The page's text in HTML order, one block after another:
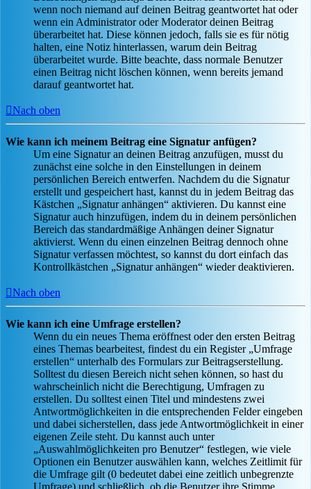
wenn noch niemand auf deinen Beitrag geantwortet hat oder
wenn ein Administrator oder Moderator deinen Beitrag
überarbeitet hat. Diese können jedoch, falls sie es für nötig
halten, eine Notiz hinterlassen, warum dein Beitrag
überarbeitet wurde. Bitte beachte, dass normale Benutzer
einen Beitrag nicht löschen können, wenn bereits jemand
darauf geantwortet hat.
Nach oben
Wie kann ich meinem Beitrag eine Signatur anfügen?
Um eine Signatur an deinen Beitrag anzufügen, musst du
zunächst eine solche in den Einstellungen in deinem
persönlichen Bereich entwerfen. Nachdem du die Signatur
erstellt und gespeichert hast, kannst du in jedem Beitrag das
Kästchen „Signatur anhängen“ aktivieren. Du kannst eine
Signatur auch hinzufügen, indem du in deinem persönlichen
Bereich das standardmäßige Anhängen deiner Signatur
aktivierst. Wenn du einen einzelnen Beitrag dennoch ohne
Signatur verfassen möchtest, so kannst du dort einfach das
Kontrollkästchen „Signatur anhängen“ wieder deaktivieren.
Nach oben
Wie kann ich eine Umfrage erstellen?
Wenn du ein neues Thema eröffnest oder den ersten Beitrag
eines Themas bearbeitest, findest du ein Register „Umfrage
erstellen“ unterhalb des Formulars zur Beitragserstellung.
Solltest du diesen Bereich nicht sehen können, so hast du
wahrscheinlich nicht die Berechtigung, Umfragen zu
erstellen. Du solltest einen Titel und mindestens zwei
Antwortmöglichkeiten in die entsprechenden Felder eingeben
und dabei sicherstellen, dass jede Antwortmöglichkeit in einer
eigenen Zeile steht. Du kannst auch unter
„Auswahlmöglichkeiten pro Benutzer“ festlegen, wie viele
Optionen ein Benutzer auswählen kann, welches Zeitlimit für
die Umfrage gilt (0 bedeutet dabei eine zeitlich unbegrenzte